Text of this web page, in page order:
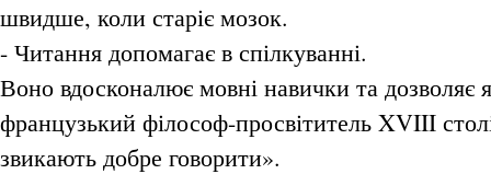
швидше, коли старіє мозок.
- Читання допомагає в спілкуванні.
Воно вдосконалює мовні навички та дозволяє
французький філософ-просвітитель XVIII
звикають добре говорити».